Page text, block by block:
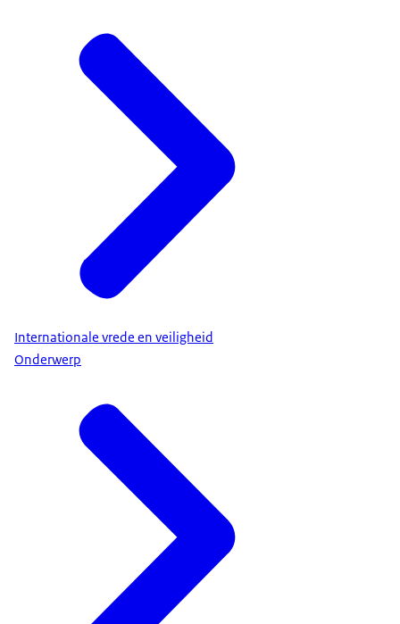
Internationale vrede en veiligheid
Onderwerp